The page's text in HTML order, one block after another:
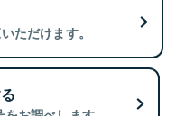
ただけます。